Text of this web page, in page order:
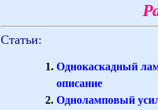
Статьи:
Однокаскадный
описание
Одноламповый